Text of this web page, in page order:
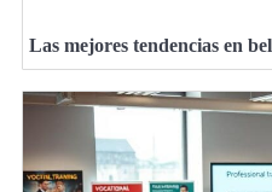
Las mejores tendencias en